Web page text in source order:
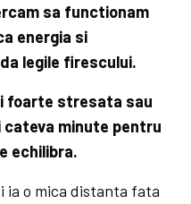
sa functionam
energia si
legile firescului.
foarte stresata sau
minute pentru
echilibra.
ia o mica distanta fata